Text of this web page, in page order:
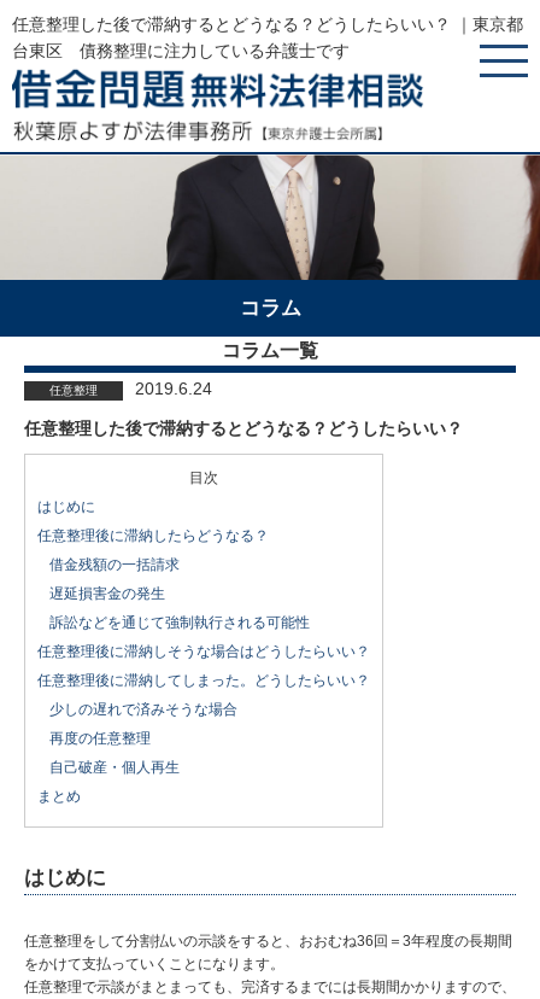
任意整理した後で滞納するとどうなる？どうしたらいい？ ｜東京都
台東区 債務整理に注力している弁護士です
コラム
コラム一覧
任意整理 2019.6.24
任意整理した後で滞納するとどうなる？どうしたらいい？
目次
はじめに
任意整理後に滞納したらどうなる？
借金残額の一括請求
遅延損害金の発生
訴訟などを通じて強制執行される可能性
任意整理後に滞納しそうな場合はどうしたらいい？
任意整理後に滞納してしまった。どうしたらいい？
少しの遅れで済みそうな場合
再度の任意整理
自己破産・個人再生
まとめ
はじめに
任意整理をして分割払いの示談をすると、おおむね36回＝3年程度の長期間
をかけて支払っていくことになります。
任意整理で示談がまとまっても、完済するまでには長期間かかりますので、